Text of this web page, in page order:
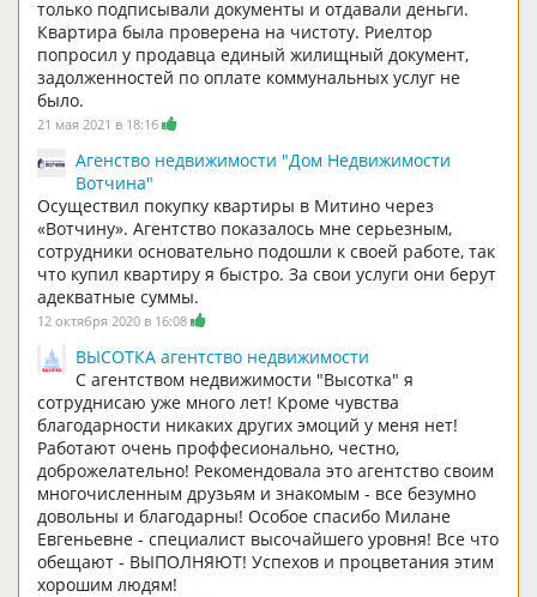
только подписывали документы и отдавали деньги.
Квартира была проверена на чистоту. Риелтор
попросил у продавца единый жилищный документ,
задолженностей по оплате коммунальных услуг не
было.
21 мая 2021 в 18:16
Агенство недвижимости "Дом Недвижимости
Вотчина"
Осуществил покупку квартиры в Митино через
«Вотчину». Агентство показалось мне серьезным,
сотрудники основательно подошли к своей работе, так
что купил квартиру я быстро. За свои услуги они берут
адекватные суммы.
12 октября 2020 в 16:08
ВЫСОТКА агентство недвижимости
C агентством недвижимости "Высотка" я
сотруднисаю уже много лет! Кроме чувства
благодарности никаких других эмоций у меня нет!
Работают очень проффесионально, честно,
доброжелательно! Рекомендовала это агентство своим
многочисленным друзьям и знакомым - все безумно
довольны и благодарны! Особое спасибо Милане
Евгеньевне - специалист высочайшего уровня! Все что
обещают - ВЫПОЛНЯЮТ! Успехов и процветания этим
хорошим людям!